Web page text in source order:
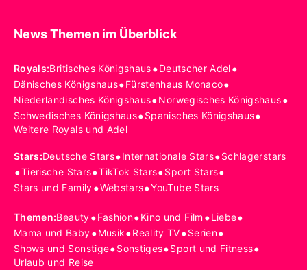
News Themen im Überblick
Royals:Britisches Königshaus•Deutscher Adel•
Dänisches Königshaus•Fürstenhaus Monaco•
Niederländisches Königshaus•Norwegisches Königshaus•
Schwedisches Königshaus•Spanisches Königshaus•
Weitere Royals und Adel
Stars:Deutsche Stars•Internationale Stars•Schlagerstars
•Tierische Stars•TikTok Stars•Sport Stars•
Stars und Family•Webstars•YouTube Stars
Themen:Beauty•Fashion•Kino und Film •Liebe•
Mama und Baby•Musik•Reality TV•Serien•
Shows und Sonstige•Sonstiges•Sport und Fitness•
Urlaub und Reise